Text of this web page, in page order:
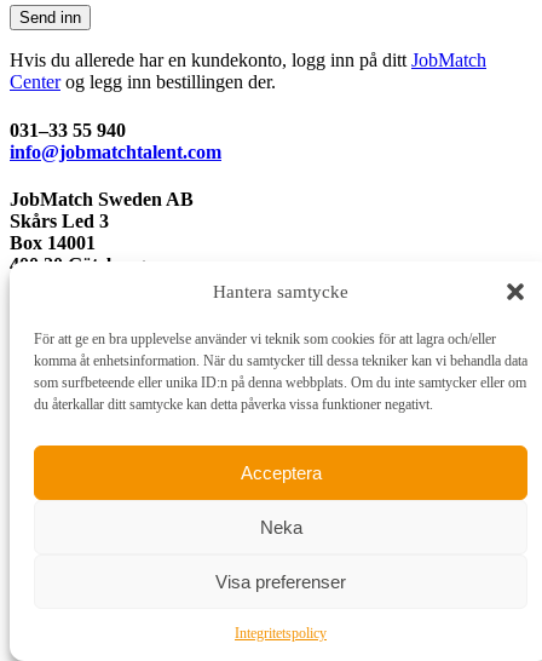
Hantera samtycke
För att ge en bra upplevelse använder vi teknik som cookies för att lagra och/eller
komma åt enhetsinformation. När du samtycker till dessa tekniker kan vi behandla data
som surfbeteende eller unika ID:n på denna webbplats. Om du inte samtycker eller om
du återkallar ditt samtycke kan detta påverka vissa funktioner negativt.
Acceptera
Neka
Visa preferenser
Integritetspolicy
Hvis du allerede har en kundekonto, logg inn på dittJobMatch
Centerog legg inn bestillingen der.
031–33 55 940
info@jobmatchtalent.com
JobMatch Sweden AB
Skårs Led 3
Box 14001
400 20 Göteborg